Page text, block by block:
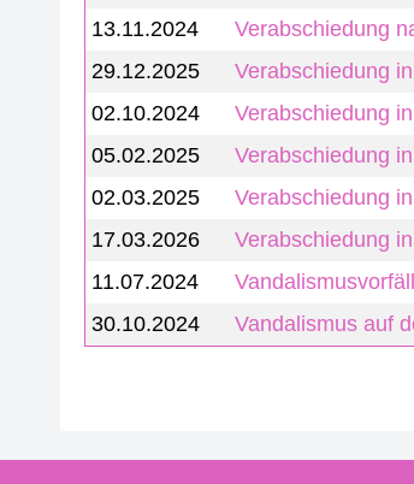
13.11.2024
Verabschiedung
29.12.2025
Verabschiedung
02.10.2024
Verabschiedung
05.02.2025
Verabschiedung
02.03.2025
Verabschiedung
17.03.2026
Verabschiedung
11.07.2024
30.10.2024
Vandalismus auf